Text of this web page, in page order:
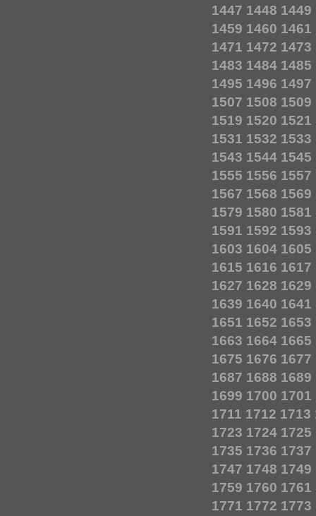
1447 1448 1449
1459 1460 1461
1471 1472 1473
1483 1484 1485
1495 1496 1497
1507 1508 1509
1519 1520 1521
1531 1532 1533
1543 1544 1545
1555 1556 1557
1567 1568 1569
1579 1580 1581
1591 1592 1593
1603 1604 1605
1615 1616 1617
1627 1628 1629
1639 1640 1641
1651 1652 1653
1663 1664 1665
1675 1676 1677
1687 1688 1689
1699 1700 1701
1711 1712 1713
1723 1724 1725
1735 1736 1737
1747 1748 1749
1759 1760 1761
1771 1772 1773